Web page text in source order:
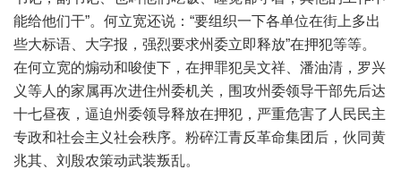
能给他们干”。何立宽还说：“要组织一下各单位在街上多出
些大标语、大字报，强烈要求州委立即释放”在押犯等等。
在何立宽的煽动和唆使下，在押罪犯吴文祥、潘油清，罗兴
义等人的家属再次进住州委机关，围攻州委领导干部先后达
十七昼夜，逼迫州委领导释放在押犯，严重危害了人民民主
专政和社会主义社会秩序。粉碎江青反革命集团后，伙同黄
兆其、刘殷农策动武装叛乱。